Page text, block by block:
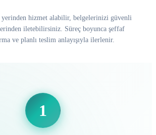
hizmet alabilir, belgelerinizi güvenli
iletebilirsiniz. Süreç boyunca şeffaf
ve planlı teslim anlayışıyla ilerlenir.
1